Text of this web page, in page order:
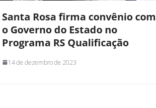
Santa Rosa firma convênio com
o Governo do Estado no
Programa RS Qualificação
14 de dezembro de 2023